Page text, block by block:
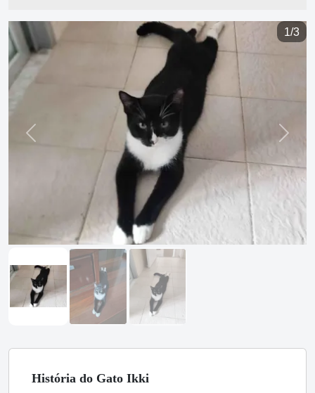
1/3
Previous Next
História do Gato Ikki